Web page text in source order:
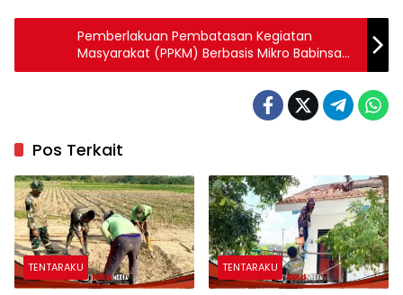
Pemberlakuan Pembatasan Kegiatan
Masyarakat (PPKM) Berbasis Mikro Babinsa
Jombok Bagikan Masker
Pos Terkait
TENTARAKU TENTARAKU